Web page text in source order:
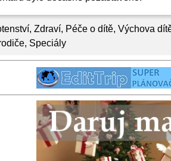
, Zdraví, Péče o dítě, Výchova
, Speciály